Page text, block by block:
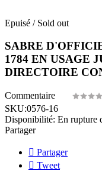
Epuisé / Sold out
SABRE
1784 EN USAGE
DIRECTOIRE
Commentaire
SKU:0576-16
Disponibilité: En rupture
Partager
Partager
Tweet